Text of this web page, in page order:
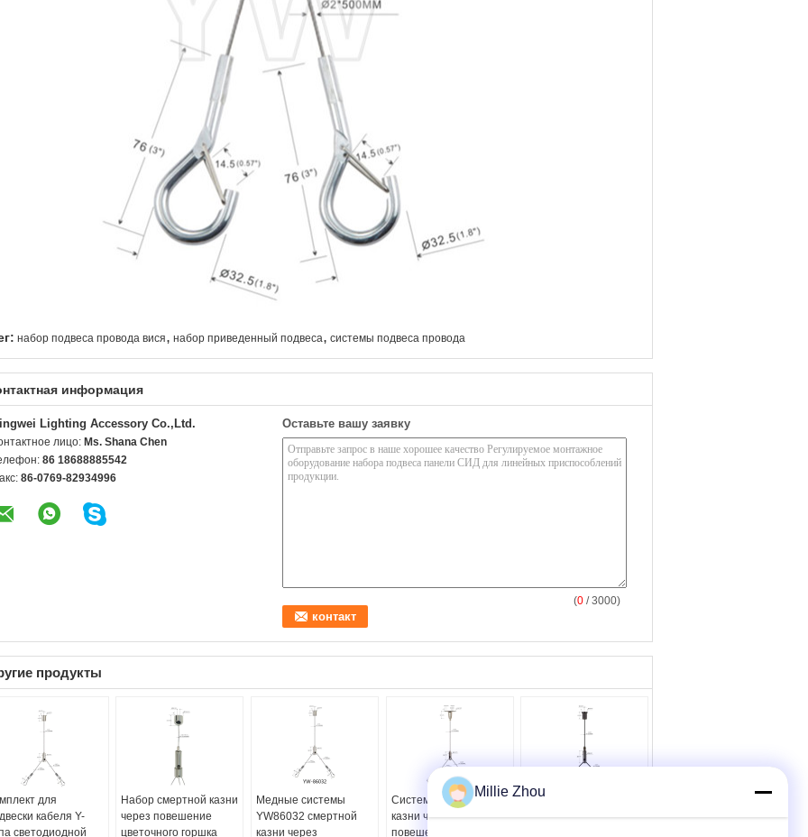
набор подвеса провода вися, набор приведенный подвеса, системы подвеса провода
информация
Lighting Accessory Co.,Ltd.
лицо: Ms. Shana Chen
86 18688885542
86-0769-82934996
Оставьте вашу заявку
(0 / 3000)
продукты
для
кабеля Y-
светодиодной
Набор смертной казни
через повешение
цветочного горшка
Медные системы
YW86032 смертной
казни через
Системы смертной
казни через
повешение кабеля
Латунь набора
смертной казни через
Millie Zhou